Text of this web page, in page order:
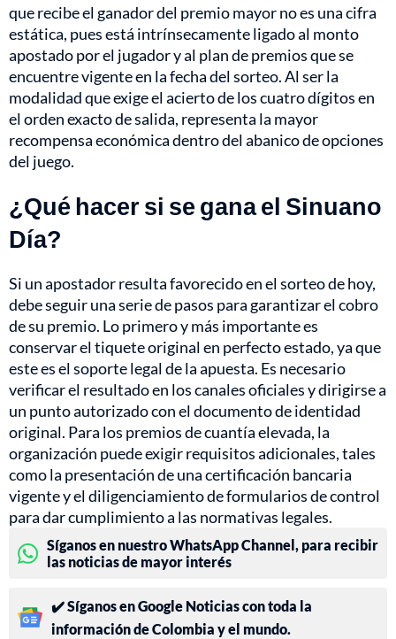
que recibe el ganador del premio mayor no es una cifra
estática, pues está intrínsecamente ligado al monto
apostado por el jugador y al plan de premios que se
encuentre vigente en la fecha del sorteo. Al ser la
modalidad que exige el acierto de los cuatro dígitos en
el orden exacto de salida, representa la mayor
recompensa económica dentro del abanico de opciones
del juego.
¿Qué hacer si se gana el Sinuano
Día?
Si un apostador resulta favorecido en el sorteo de hoy,
debe seguir una serie de pasos para garantizar el cobro
de su premio. Lo primero y más importante es
conservar el tiquete original en perfecto estado, ya que
este es el soporte legal de la apuesta. Es necesario
verificar el resultado en los canales oficiales y dirigirse a
un punto autorizado con el documento de identidad
original. Para los premios de cuantía elevada, la
organización puede exigir requisitos adicionales, tales
como la presentación de una certificación bancaria
vigente y el diligenciamiento de formularios de control
para dar cumplimiento a las normativas legales.
Síganos en nuestro WhatsApp Channel, para recibir
las noticias de mayor interés
✔️ Síganos en Google Noticias con toda la
información de Colombia y el mundo.